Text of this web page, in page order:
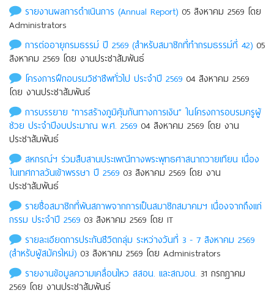
รายงานผลการดำเนินการ (Annual Report) 05 สิงหาคม 2569 โดย
Administrators
การต่ออายุกรมธรรม์ ปี 2569 (สำหรับสมาชิกที่ทำกรมธรรม์ที่ 42) 05
สิงหาคม 2569 โดย งานประชาสัมพันธ์
โครงการฝึกอบรมวิชาชีพทั่วไป ประจำปี 2569 04 สิงหาคม 2569
โดย งานประชาสัมพันธ์
การบรรยาย "การสร้างภูมิคุ้มกันทางการเงิน” ในโครงการอบรมครูผู้
ช่วย ประจำปีงบประมาณ พ.ศ. 2569 04 สิงหาคม 2569 โดย งาน
ประชาสัมพันธ์
สหกรณ์ฯ ร่วมสืบสานประเพณีทางพระพุทธศาสนาถวายเทียน เนื่อง
ในเทศกาลวันเข้าพรรษา ปี 2569 03 สิงหาคม 2569 โดย งาน
ประชาสัมพันธ์
รายชื่อสมาชิกที่พ้นสภาพจากการเป็นสมาชิกสมาคมฯ เนื่องจากถึงแก่
กรรม ประจําปี 2569 03 สิงหาคม 2569 โดย IT
รายละเอียดการประกันชีวิตกลุ่ม ระหว่างวันที่ 3 - 7 สิงหาคม 2569
(สำหรับผู้สมัครใหม่) 03 สิงหาคม 2569 โดย Administrators
รายงานข้อมูลความเคลื่อนไหว สสอน. เเละสฌอน. 31 กรกฎาคม
2569 โดย งานประชาสัมพันธ์